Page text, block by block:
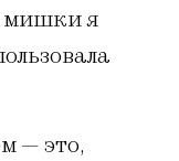
мишки я
— это,